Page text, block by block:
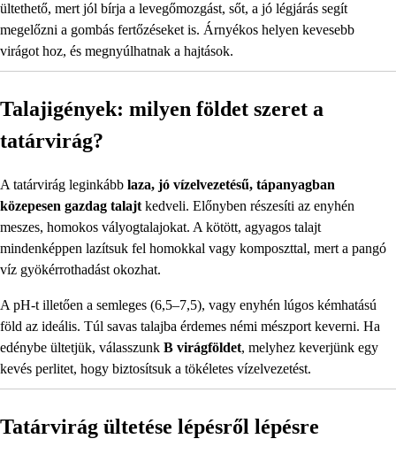
ültethető, mert jól bírja a levegőmozgást, sőt, a jó légjárás segít
megelőzni a gombás fertőzéseket is. Árnyékos helyen kevesebb
virágot hoz, és megnyúlhatnak a hajtások.
Talajigények: milyen földet szeret a
tatárvirág?
A tatárvirág leginkább laza, jó vízelvezetésű, tápanyagban
közepesen gazdag talajt kedveli. Előnyben részesíti az enyhén
meszes, homokos vályogtalajokat. A kötött, agyagos talajt
mindenképpen lazítsuk fel homokkal vagy komposzttal, mert a pangó
víz gyökérrothadást okozhat.
A pH-t illetően a semleges (6,5–7,5), vagy enyhén lúgos kémhatású
föld az ideális. Túl savas talajba érdemes némi mészport keverni. Ha
edénybe ültetjük, válasszunk B virágföldet, melyhez keverjünk egy
kevés perlitet, hogy biztosítsuk a tökéletes vízelvezetést.
Tatárvirág ültetése lépésről lépésre